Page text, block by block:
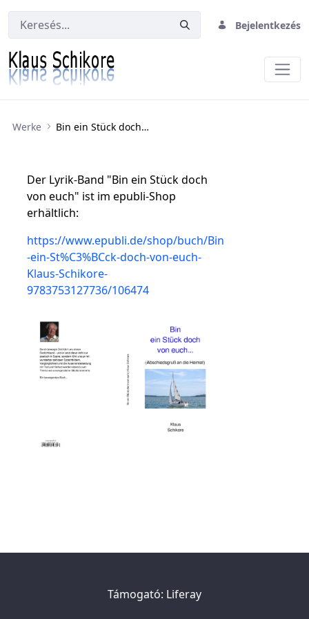
Bejelentkezés
Werke Bin ein Stück doch von euch
Der Lyrik-Band "Bin ein Stück doch
von euch" ist im epubli-Shop
erhältlich:
https://www.epubli.de/shop/buch/Bin
-ein-St%C3%BCck-doch-von-euch-
Klaus-Schikore-
9783753127736/106474
Támogató: Liferay